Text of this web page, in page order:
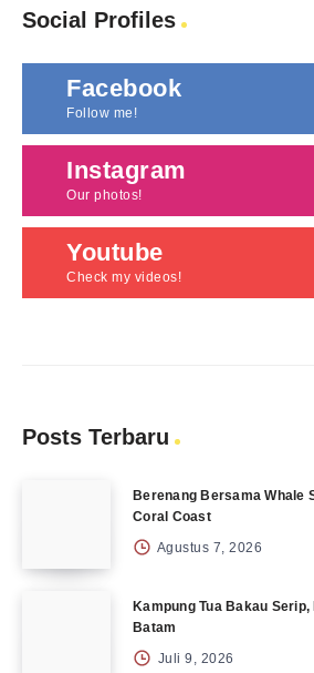
Social Profiles
Facebook
Follow me!
Instagram
Our photos!
Youtube
Check my videos!
Posts Terbaru
Berenang Bersama Whale
Coral Coast
Agustus 7, 2026
Kampung Tua Bakau
Batam
Juli 9, 2026